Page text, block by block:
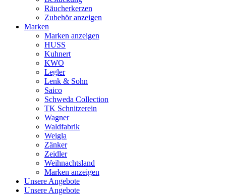
Räucherkerzen
Zubehör anzeigen
Marken
Marken anzeigen
HUSS
Kuhnert
KWO
Legler
Lenk & Sohn
Saico
Schweda Collection
TK Schnitzerein
Wagner
Waldfabrik
Weigla
Zänker
Zeidler
Weihnachtsland
Marken anzeigen
Unsere Angebote
Unsere Angebote